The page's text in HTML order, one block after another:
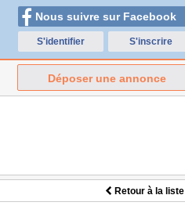
Nous suivre sur Facebook
S'identifier S'inscrire
Déposer une annonce
Retour à la liste